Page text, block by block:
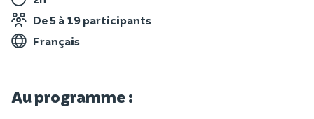
De 5 à 19 participants
Français
Au programme :